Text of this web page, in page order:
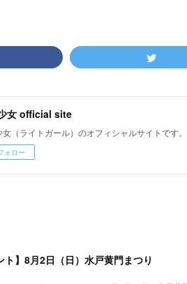
女 official site
（ライトガール）のオフィシャルサイトです。
ォロー
】8月2日（日）水戸黄門まつり